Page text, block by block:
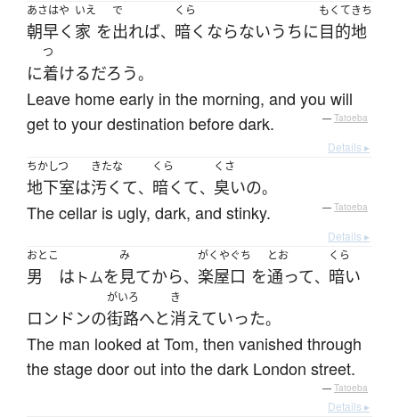
あさはや
朝早く
いえ
家 を
で
出れば、
くら
暗く ならないうちに
もくてきち
目的地
に
つ
着けるだろう。
Leave home early in the morning, and you will
get to your destination before dark.
— Tatoeba
Details ▸
ちかしつ
地下室は
きたな
汚くて、
くら
暗くて、
くさ
臭いの。
The cellar is ugly, dark, and stinky. — Tatoeba
Details ▸
おとこ
男 は トムを
み
見てから、
がくやぐち
楽屋口 を
とお
通って、
くら
暗い
ロンドンの
がいろ
街路へと
き
消えていった。
The man looked at Tom, then vanished through
the stage door out into the dark London street.
— Tatoeba
Details ▸